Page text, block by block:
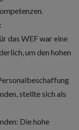
das WEF war eine
um den hohen
stellte sich als
Die hohe